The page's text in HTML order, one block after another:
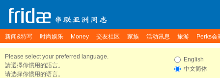
新闻&特写 时尚娱乐 Money 交友社区 家族 活动讯息 旅游 Perks会
Please select your preferred language.
請選擇你慣用的語言。
请选择你惯用的语言。
English
中文简体